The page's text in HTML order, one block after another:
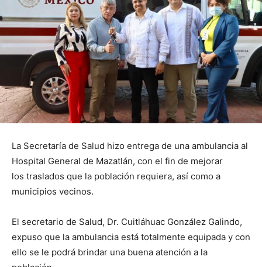
La Secretaría de Salud hizo entrega de una ambulancia al
Hospital General de Mazatlán, con el fin de mejorar
los traslados que la población requiera, así como a
municipios vecinos.
El secretario de Salud, Dr. Cuitláhuac González Galindo,
expuso que la ambulancia está totalmente equipada y con
ello se le podrá brindar una buena atención a la